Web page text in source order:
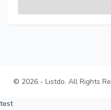
© 2026 - Listdo. All Rights
test